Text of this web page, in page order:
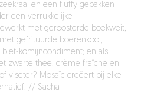
en een fluffy gebakken
een verrukkelijke
met geroosterde boekweit;
gefrituurde boerenkool,
komijncondiment; en als
zwarte thee, crème fraîche en
viseter? Mosaïc creëert bij elke
// Sacha